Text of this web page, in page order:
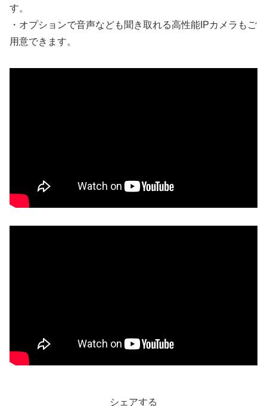
す。
・オプションで音声なども聞き取れる高性能IPカメラもご
用意できます。
シェアする